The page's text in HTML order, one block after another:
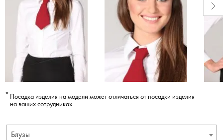
Посадка изделия на модели может отличаться от посадки изделия
на ваших сотрудниках
Блузы